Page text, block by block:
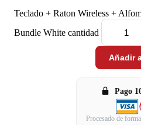
Teclado + Raton Wireless +
Bundle White cantidad
Añadir
Pago
Procesado de